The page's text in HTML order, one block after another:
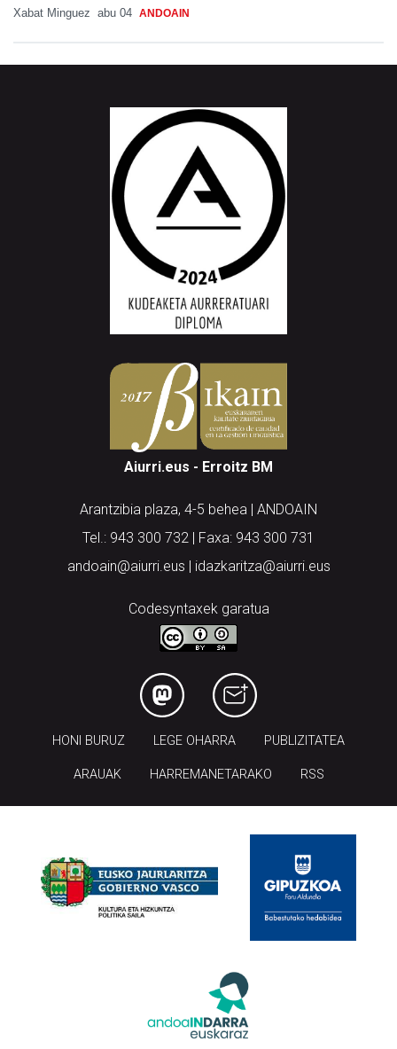
Xabat Minguez abu 04 ANDOAIN
Aiurri.eus - Erroitz BM
Arantzibia plaza, 4-5 behea | ANDOAIN
Tel.: 943 300 732 | Faxa: 943 300 731
andoain@aiurri.eus | idazkaritza@aiurri.eus
Codesyntaxek garatua
HONI BURUZ LEGE OHARRA PUBLIZITATEA
ARAUAK HARREMANETARAKO RSS